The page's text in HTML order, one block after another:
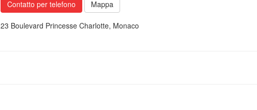
Contatto per telefono Mappa
23 Boulevard Princesse Charlotte, Monaco